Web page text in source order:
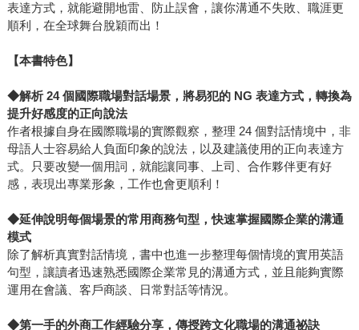
表達方式，就能避開地雷、防止誤會，讓你溝通不失敗、職涯更
順利，在全球舞台脫穎而出！
【本書特色】
◆解析 24個國際職場對話場景，將易犯的 NG 表達方式，轉換為
提升好感度的正向說法
作者根據自身在國際職場的實際觀察，整理 24 個對話情境中，非
母語人士容易給人負面印象的說法，以及建議使用的正向表達方
式。只要改變一個用詞，就能讓同事、上司、合作夥伴更有好
感，表現出專業形象，工作也會更順利！
◆延伸說明每個場景的常用商務句型，快速掌握國際企業的溝通
模式
除了解析真實對話情境，書中也進一步整理每個情境的實用英語
句型，讓讀者迅速熟悉國際企業常見的溝通方式，並且能夠實際
運用在會議、客戶商談、日常對話等情況。
◆第一手的外商工作經驗分享，傳授跨文化職場的溝通祕訣